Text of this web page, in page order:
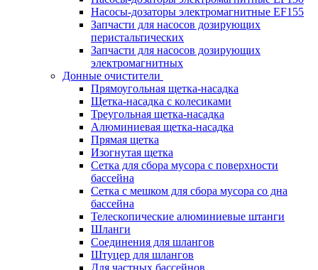
Насосы-дозаторы электромагнитные EF155
Запчасти для насосов дозирующих
перистальтических
Запчасти для насосов дозирующих
электромагнитных
Донные очистители
Прямоугольная щетка-насадка
Щетка-насадка с колесиками
Треугольная щетка-насадка
Алюминиевая щетка-насадка
Прямая щетка
Изогнутая щетка
Сетка для сбора мусора с поверхности
бассейна
Сетка с мешком для сбора мусора со дна
бассейна
Телескопические алюминиевые штанги
Шланги
Соединения для шлангов
Штуцер для шлангов
Для частных бассейнов